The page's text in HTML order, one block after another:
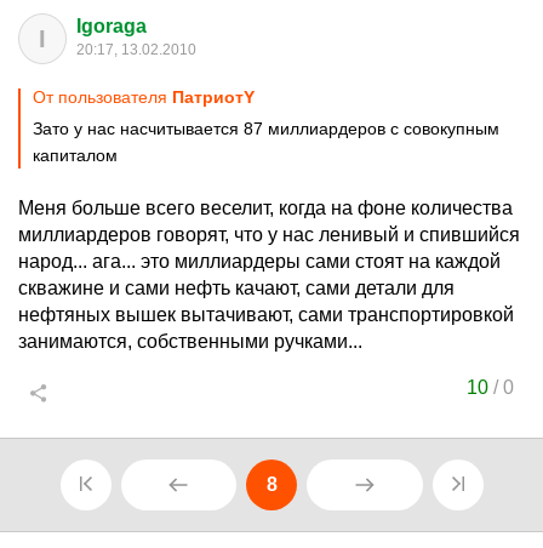
I Igoraga
20:17, 13.02.2010
От пользователя ПатриотY
Зато у нас насчитывается 87 миллиардеров с совокупным
капиталом
Меня больше всего веселит, когда на фоне количества
миллиардеров говорят, что у нас ленивый и спившийся
народ... ага... это миллиардеры сами стоят на каждой
скважине и сами нефть качают, сами детали для
нефтяных вышек вытачивают, сами транспортировкой
занимаются, собственными ручками...
10 /0
8